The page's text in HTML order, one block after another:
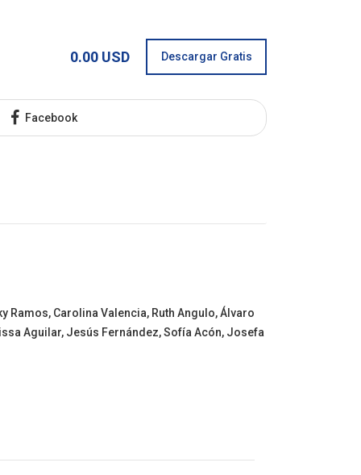
0.00 USD Descargar Gratis
Facebook
Ramos, Carolina Valencia, Ruth Angulo, Álvaro
Aguilar, Jesús Fernández, Sofía Acón, Josefa